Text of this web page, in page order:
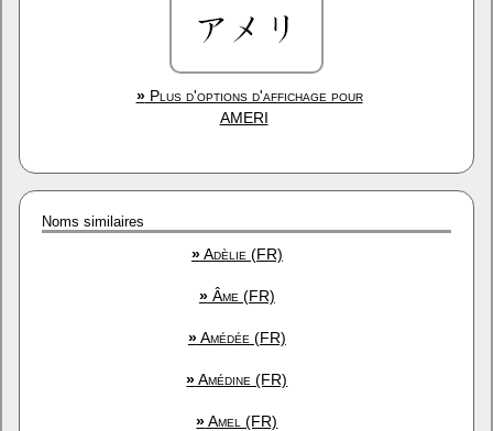
»Plus d'options d'affichage pour
AMERI
Noms similaires
»Adèlie (FR)
»Âme (FR)
»Amédée (FR)
»Amédine (FR)
»Amel (FR)